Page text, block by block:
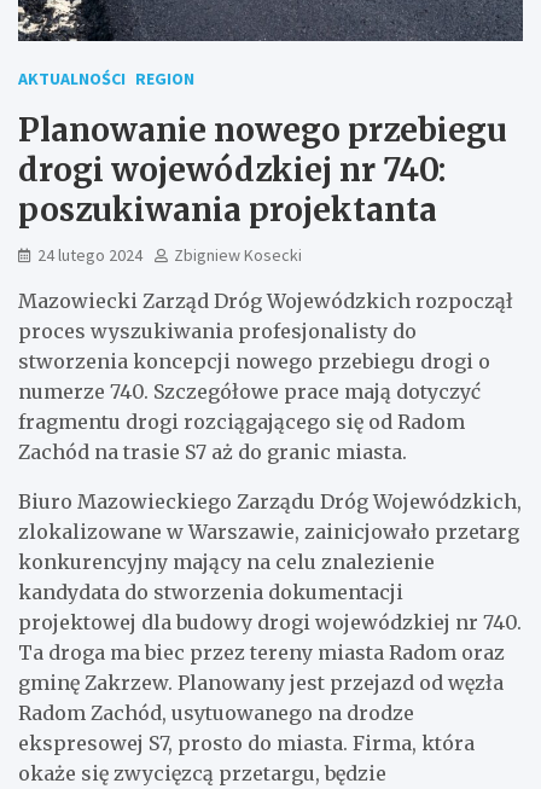
AKTUALNOŚCI REGION
Planowanie nowego przebiegu
drogi wojewódzkiej nr 740:
poszukiwania projektanta
24 lutego 2024 Zbigniew Kosecki
Mazowiecki Zarząd Dróg Wojewódzkich rozpoczął
proces wyszukiwania profesjonalisty do
stworzenia koncepcji nowego przebiegu drogi o
numerze 740. Szczegółowe prace mają dotyczyć
fragmentu drogi rozciągającego się od Radom
Zachód na trasie S7 aż do granic miasta.
Biuro Mazowieckiego Zarządu Dróg Wojewódzkich,
zlokalizowane w Warszawie, zainicjowało przetarg
konkurencyjny mający na celu znalezienie
kandydata do stworzenia dokumentacji
projektowej dla budowy drogi wojewódzkiej nr 740.
Ta droga ma biec przez tereny miasta Radom oraz
gminę Zakrzew. Planowany jest przejazd od węzła
Radom Zachód, usytuowanego na drodze
ekspresowej S7, prosto do miasta. Firma, która
okaże się zwycięzcą przetargu, będzie